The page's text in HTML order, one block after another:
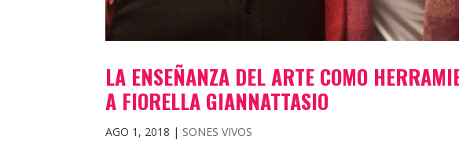
LA ENSEÑANZA DEL ARTE COMO
A FIORELLA GIANNATTASIO
AGO 1, 2018 | SONES VIVOS